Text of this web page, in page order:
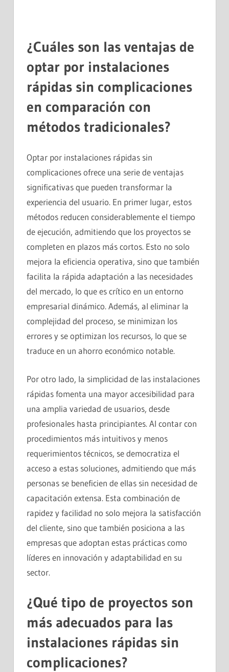
¿Cuáles son las ventajas de
optar por instalaciones
rápidas sin complicaciones
en comparación con
métodos tradicionales?
Optar por instalaciones rápidas sin
complicaciones ofrece una serie de ventajas
significativas que pueden transformar la
experiencia del usuario. En primer lugar, estos
métodos reducen considerablemente el tiempo
de ejecución, admitiendo que los proyectos se
completen en plazos más cortos. Esto no solo
mejora la eficiencia operativa, sino que también
facilita la rápida adaptación a las necesidades
del mercado, lo que es crítico en un entorno
empresarial dinámico. Además, al eliminar la
complejidad del proceso, se minimizan los
errores y se optimizan los recursos, lo que se
traduce en un ahorro económico notable.
Por otro lado, la simplicidad de las instalaciones
rápidas fomenta una mayor accesibilidad para
una amplia variedad de usuarios, desde
profesionales hasta principiantes. Al contar con
procedimientos más intuitivos y menos
requerimientos técnicos, se democratiza el
acceso a estas soluciones, admitiendo que más
personas se beneficien de ellas sin necesidad de
capacitación extensa. Esta combinación de
rapidez y facilidad no solo mejora la satisfacción
del cliente, sino que también posiciona a las
empresas que adoptan estas prácticas como
líderes en innovación y adaptabilidad en su
sector.
¿Qué tipo de proyectos son
más adecuados para las
instalaciones rápidas sin
complicaciones?